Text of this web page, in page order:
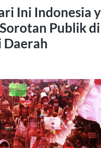
Ini Indonesia
Publik di
Daerah